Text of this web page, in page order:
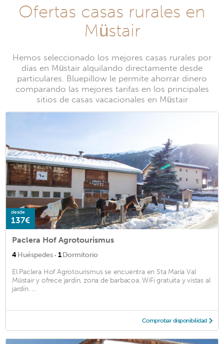
Ofertas casas rurales en
Müstair
Hemos seleccionado los mejores casas rurales por
días en Müstair alquilando directamente desde
particulares. Bluepillow le permite ahorrar dinero
comparando las mejores tarifas en los principales
sitios de casas vacacionales en Müstair
desde
137€
Paclera Hof Agrotourismus
4Huéspedes · 1Dormitorio
El Paclera Hof Agrotourismus se encuentra en Sta Maria Val
Müstair y ofrece jardín, zona de barbacoa, WiFi gratuita y vistas al
jardín. ...
Comprobar disponibilidad